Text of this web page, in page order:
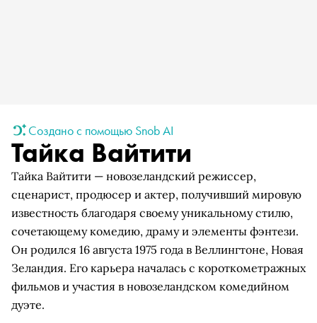
Создано с помощью Snob AI
Тайка Вайтити
Тайка Вайтити — новозеландский режиссер,
сценарист, продюсер и актер, получивший мировую
известность благодаря своему уникальному стилю,
сочетающему комедию, драму и элементы фэнтези.
Он родился 16 августа 1975 года в Веллингтоне, Новая
Зеландия. Его карьера началась с короткометражных
фильмов и участия в новозеландском комедийном
дуэте.